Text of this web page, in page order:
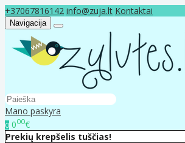
+37067816142 info@zuja.lt Kontaktai
Navigacija
Mano paskyra
0 000€
Prekių krepšelis tuščias!